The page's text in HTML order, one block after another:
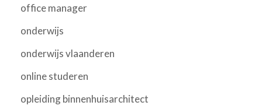
office manager
onderwijs
onderwijs vlaanderen
online studeren
opleiding binnenhuisarchitect